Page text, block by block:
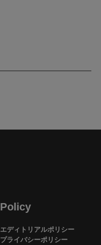
Policy
エディトリアルポリシー
プライバシーポリシー